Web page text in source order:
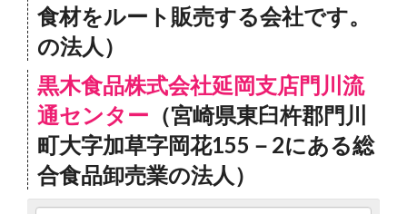
食材をルート販売する会社です。
の法人）
黒木食品株式会社延岡支店門川流
通センター （宮崎県東臼杵郡門川
町大字加草字岡花155－2にある総
合食品卸売業の法人）